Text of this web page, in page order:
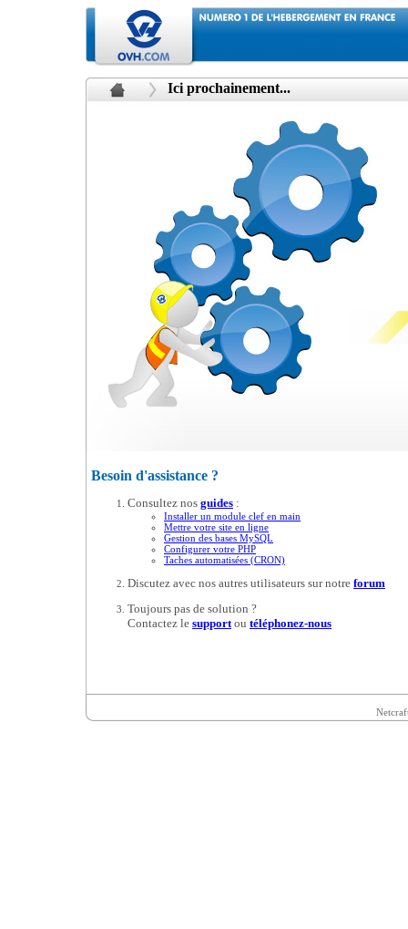
Ici prochainement...
Besoin d'assistance ?
Consultez nos guides :
Installer un module clef en main
Mettre votre site en ligne
Gestion des bases MySQL
Configurer votre PHP
Taches automatisées (CRON)
Discutez avec nos autres utilisateurs sur notre forum
Toujours pas de solution ?
Contactez le supportou téléphonez-nous